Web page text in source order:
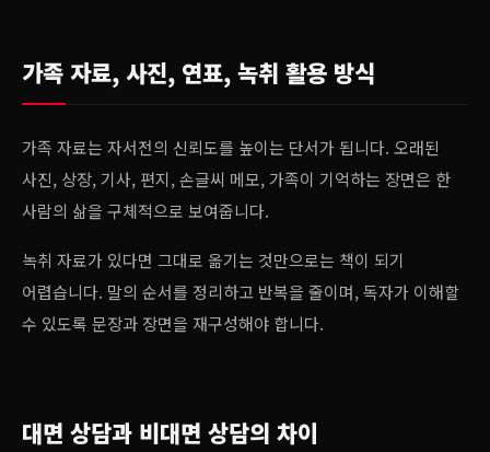
가족 자료, 사진, 연표, 녹취 활용 방식
가족 자료는 자서전의 신뢰도를 높이는 단서가 됩니다. 오래된
사진, 상장, 기사, 편지, 손글씨 메모, 가족이 기억하는 장면은 한
사람의 삶을 구체적으로 보여줍니다.
녹취 자료가 있다면 그대로 옮기는 것만으로는 책이 되기
어렵습니다. 말의 순서를 정리하고 반복을 줄이며, 독자가 이해할
수 있도록 문장과 장면을 재구성해야 합니다.
대면 상담과 비대면 상담의 차이